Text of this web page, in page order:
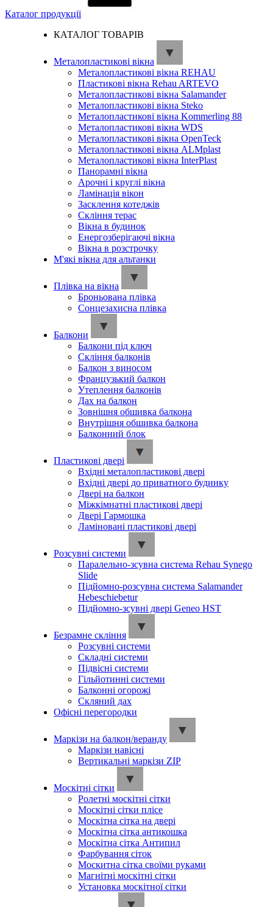
Каталог продукції
КАТАЛОГ ТОВАРІВ
Металопластикові вікна
Металопластикові вікна REHAU
Пластикові вікна Rehau ARTEVO
Металопластикові вікна Salamander
Металопластикові вікна Steko
Металопластикові вікна Kommerling 88
Металопластикові вікна WDS
Металопластикові вікна OpenTeck
Металопластикові вікна ALMplast
Металопластикові вікна InterPlast
Панорамні вікна
Арочні і круглі вікна
Ламінація вікон
Засклення котеджів
Скління терас
Вікна в будинок
Енергозберігаючі вікна
Вікна в розстрочку
М'які вікна для альтанки
Плівка на вікна
Броньована плівка
Сонцезахисна плівка
Балкони
Балкони під ключ
Скління балконів
Балкон з виносом
Французький балкон
Утеплення балконів
Дах на балкон
Зовнішня обшивка балкона
Внутрішня обшивка балкона
Балконний блок
Пластикові двері
Вхідні металопластикові двері
Вхідні двері до приватного будинку
Двері на балкон
Міжкімнатні пластикові двері
Двері Гармошка
Ламіновані пластикові двері
Розсувні системи
Паралельно-зсувна система Rehau Synego
Slide
Підйомно-розсувна система Salamander
Hebeschiebetur
Підйомно-зсувні двері Geneo HST
Безрамне скління
Розсувні системи
Складні системи
Підвісні системи
Гільйотинні системи
Балконні огорожі
Скляний дах
Офісні перегородки
Маркізи на балкон/веранду
Маркізи навісні
Вертикальні маркізи ZIP
Москітні сітки
Ролетні москітні сітки
Москітні сітки плісе
Москітна сітка на двері
Москітна сітка антикошка
Москітна сітка Антипил
Фарбування сіток
Москитна сітка своїми руками
Магнітні москітні сітки
Установка москітної сітки